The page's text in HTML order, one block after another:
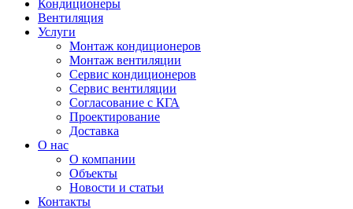
Кондиционеры
Вентиляция
Услуги
Монтаж кондиционеров
Монтаж вентиляции
Сервис кондиционеров
Сервис вентиляции
Согласование с КГА
Проектирование
Доставка
О нас
О компании
Объекты
Новости и статьи
Контакты